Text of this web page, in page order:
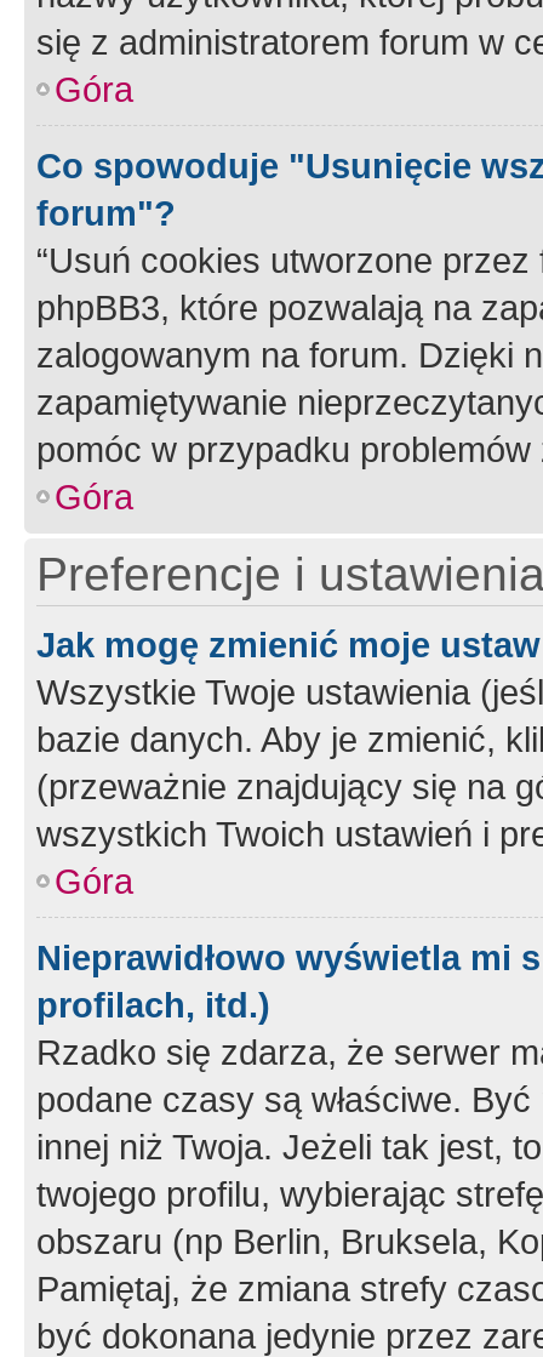
się z administratorem forum w
Góra
Co spowoduje "Usunięcie
forum"?
“Usuń cookies utworzone
phpBB3, które pozwalają na
zalogowanym na forum. Dzięki
zapamiętywanie
pomóc w przypadku
Góra
Preferencje i
Jak mogę zmienić moje
Wszystkie Twoje ustawienia
bazie danych. Aby je zmienić,
(przeważnie znajdujący się na
wszystkich Twoich ustawień i
Góra
Nieprawidłowo wyświetla mi
profilach, itd.)
Rzadko się zdarza, że serwer
podane czasy są właściwe.
innej niż Twoja. Jeżeli tak jest,
twojego profilu, wybierając
obszaru (np Berlin, Bruksela,
Pamiętaj, że zmiana strefy
być dokonana jedynie przez